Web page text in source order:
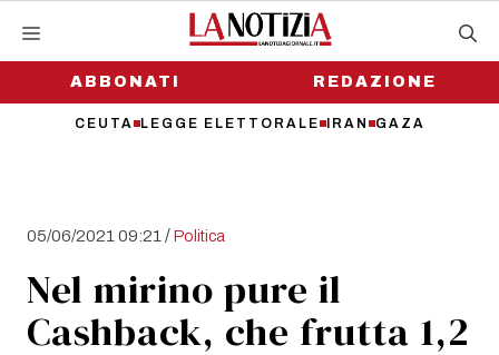
contenutoABBONATI
CEUTA LEGGE ELETTORALE IRAN GAZA
REDAZIONE
05/06/2021 09:21 /Politica
Nel mirino pure il
Cashback, che frutta 1,2